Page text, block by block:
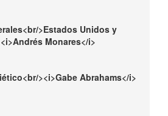
>Estados Unidos y
Monares</i>
><i>Gabe Abrahams</i>